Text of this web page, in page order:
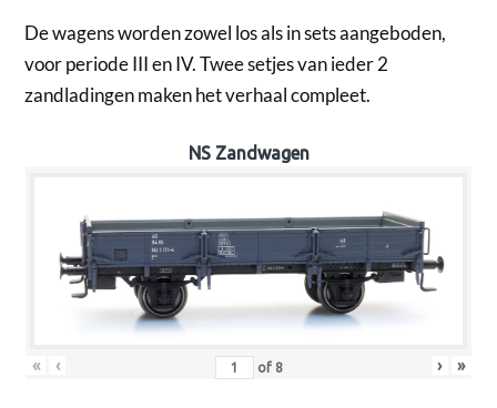
De wagens worden zowel los als in sets aangeboden,
voor periode III en IV. Twee setjes van ieder 2
zandladingen maken het verhaal compleet.
NS Zandwagen
« ‹ of 8 › »